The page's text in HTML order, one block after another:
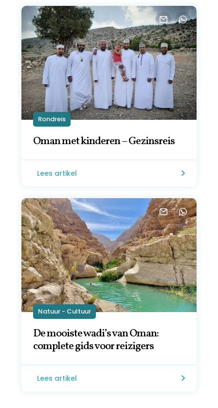
Rondreis
Oman met kinderen – Gezinsreis
Lees artikel
Natuur - Cultuur
De mooiste wadi’s van Oman:
complete gids voor reizigers
Lees artikel